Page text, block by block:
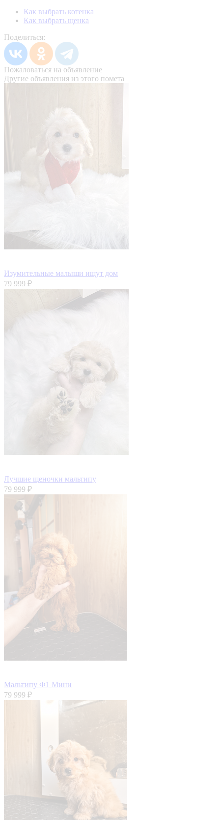
Как выбрать котенка
Как выбрать щенка
Поделиться:
Пожаловаться на объявление
Другие объявления из этого помета
Изумительные малыши ищут дом
79 999 ₽
Лучшие щеночки мальтипу
79 999 ₽
Мальтипу Ф1 Мини
79 999 ₽